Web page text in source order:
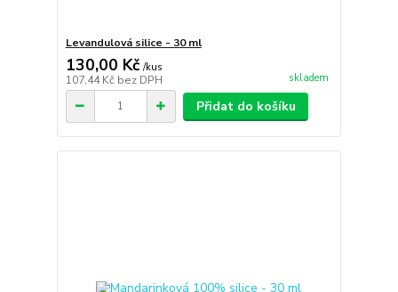
Levandulová silice - 30 ml
130,00 Kč /kus
107,44 Kč bez DPH skladem
Přidat do košíku